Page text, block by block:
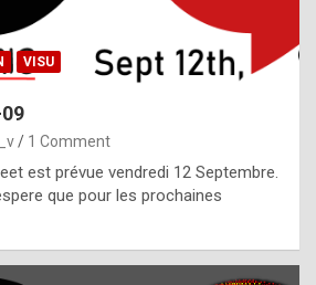
g
h
t
f
VISU
1 Comment
est prévue vendredi 12 Septembre.
que pour les prochaines